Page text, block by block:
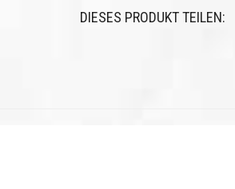
DIESES PRODUKT TEILEN: